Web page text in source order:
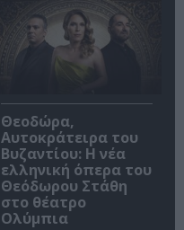
Θεοδώρα,
Αυτοκράτειρα του
Βυζαντίου: Η νέα
ελληνική όπερα του
Θεόδωρου Στάθη
στο θέατρο
Ολύμπια